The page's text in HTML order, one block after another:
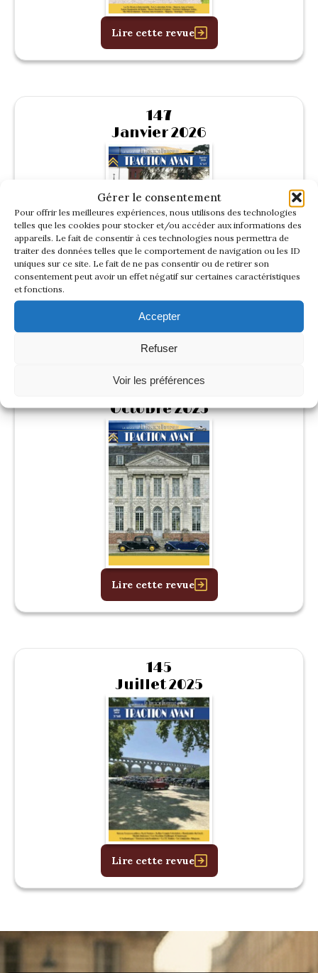
Gérer le consentement
Pour offrir les meilleures expériences, nous utilisons des technologies
telles que les cookies pour stocker et/ou accéder aux informations des
appareils. Le fait de consentir à ces technologies nous permettra de
traiter des données telles que le comportement de navigation ou les ID
uniques sur ce site. Le fait de ne pas consentir ou de retirer son
consentement peut avoir un effet négatif sur certaines caractéristiques
et fonctions.
Accepter
Refuser
Voir les préférences
Lire cette revue
147
Janvier 2026
146
Octobre 2025
Lire cette revue
145
Juillet 2025
Lire cette revue